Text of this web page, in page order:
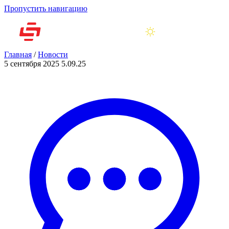
Пропустить навигацию
Главная /Новости
5 сентября 2025 5.09.25